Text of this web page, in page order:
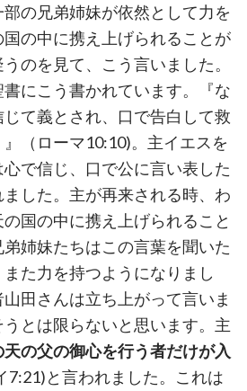
の兄弟姉妹が依然として力を
の中に携え上げられることが
のを見て、こう言いました。
書にこう書かれています。『な
て義とされ、口で告白して救
（ローマ10:10)。主イエスを
で信じ、口で公に言い表した
した。主が再来される時、わ
国の中に携え上げられること
姉妹たちはこの言葉を聞いた
た力を持つようになりまし
田さんは立ち上がって言いま
とは限らないと思います。主
天の父の御心を行う者だけが入
7:21)と言われました。これは